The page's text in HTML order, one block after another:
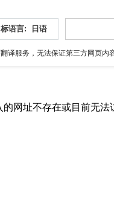
标语言: 日语
译服务，无法保证第三方网页内